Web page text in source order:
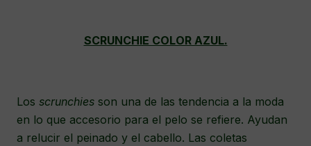
SCRUNCHIE COLOR AZUL.
Los scrunchies son una de las tendencia a la moda
en lo que accesorio para el pelo se refiere. Ayudan
a relucir el peinado y el cabello. Las coletas